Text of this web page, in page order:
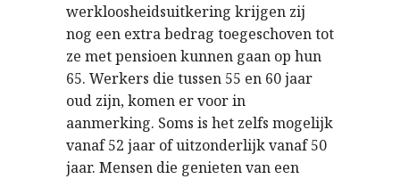
werkloosheidsuitkering krijgen zij
nog een extra bedrag toegeschoven tot
ze met pensioen kunnen gaan op hun
65. Werkers die tussen 55 en 60 jaar
oud zijn, komen er voor in
aanmerking. Soms is het zelfs mogelijk
vanaf 52 jaar of uitzonderlijk vanaf 50
jaar. Mensen die genieten van een